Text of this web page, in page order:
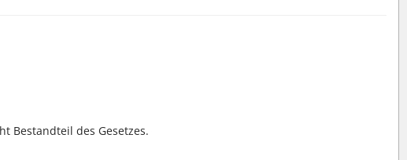
Bestandteil des Gesetzes.